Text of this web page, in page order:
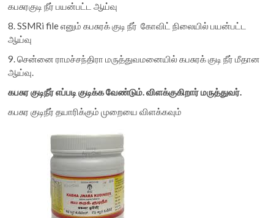
கபசுரகுடி நீர் பயன்பட்ட ஆய்வு
8. SSMRi file எனும் கபசுரக் குடி நீர் கோவிட் நிலையில் பயன்பட்ட
ஆய்வு
9. சென்னை ராமச்சந்திரா மருத்துவமனையில் கபசுரக் குடி நீர் மீதான
ஆய்வு.
கபசுரகுடிநீர்எப்படிகுடிக்கவேண்டும்.விளக்குகிறார்மருத்துவர்.
கபசுர குடிநீர் தயாரிக்கும் முறையை விளக்கவும்